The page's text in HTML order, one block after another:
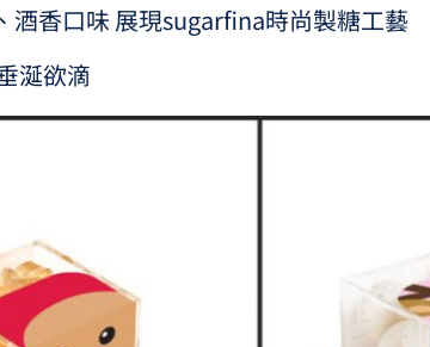
酒香口味 展現sugarfina時尚製糖工藝
涎欲滴